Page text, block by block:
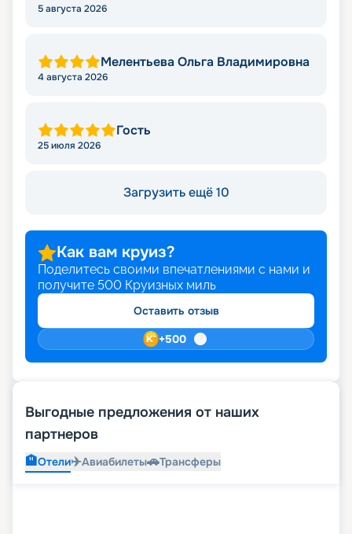
5 августа 2026
Мелентьева Ольга Владимировна
4 августа 2026
Гость
25 июля 2026
Загрузить ещё 10
Как вам круиз?
Поделитесь своими впечатлениями с нами и
получите 500 Круизных миль
Оставить отзыв
+500
Выгодные предложения от наших
партнеров
🏨Отели✈️Авиабилеты🚗Трансферы